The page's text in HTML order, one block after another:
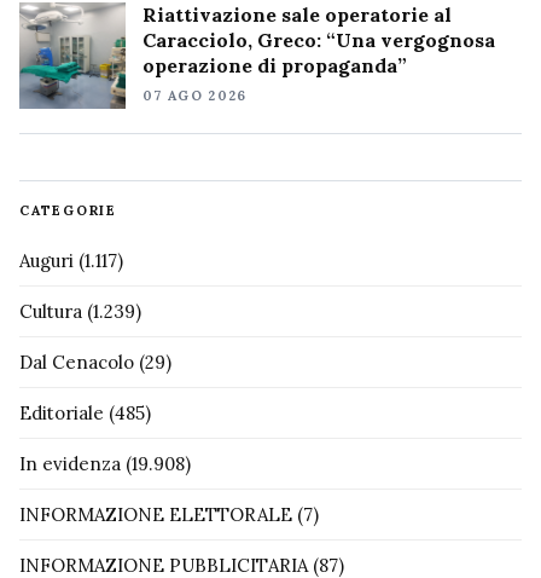
Riattivazione sale operatorie al
Caracciolo, Greco: “Una vergognosa
operazione di propaganda”
07 AGO 2026
CATEGORIE
Auguri (1.117)
Cultura (1.239)
Dal Cenacolo (29)
Editoriale (485)
In evidenza (19.908)
INFORMAZIONE ELETTORALE (7)
INFORMAZIONE PUBBLICITARIA(87)